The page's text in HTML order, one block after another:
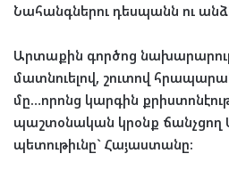
Նահանգներու դեսպանն ու
Արտաքին գործոց
մատնուելով, շուտով
մը…որոնց կարգին
պաշտօնական կրօնք
պետութիւնը` Հայաստանը: